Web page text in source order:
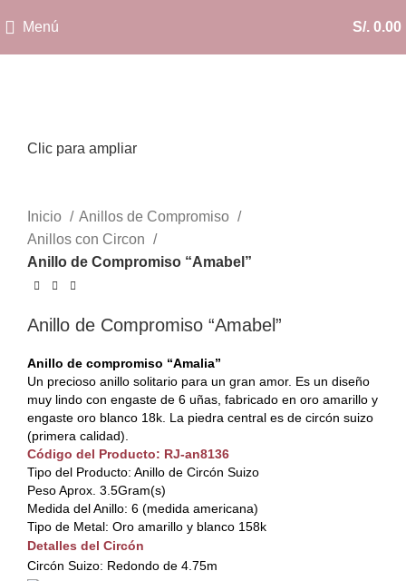
Menú S/. 0.00
Clic para ampliar
Inicio
Anillos de Compromiso
Anillos con Circon
Anillo de Compromiso “Amabel”
Anillo de Compromiso “Amabel”
Anillo de compromiso “Amalia”
Un precioso anillo solitario para un gran amor. Es un diseño
muy lindo con engaste de 6 uñas, fabricado en oro amarillo y
engaste oro blanco 18k. La piedra central es de circón suizo
(primera calidad).
Código del Producto: RJ-an8136
Tipo del Producto: Anillo de Circón Suizo
Peso Aprox. 3.5Gram(s)
Medida del Anillo: 6 (medida americana)
Tipo de Metal: Oro amarillo y blanco 158k
Detalles del Circón
Circón Suizo: Redondo de 4.75m